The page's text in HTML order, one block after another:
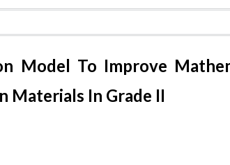
Model To Improve
Materials In Grade II